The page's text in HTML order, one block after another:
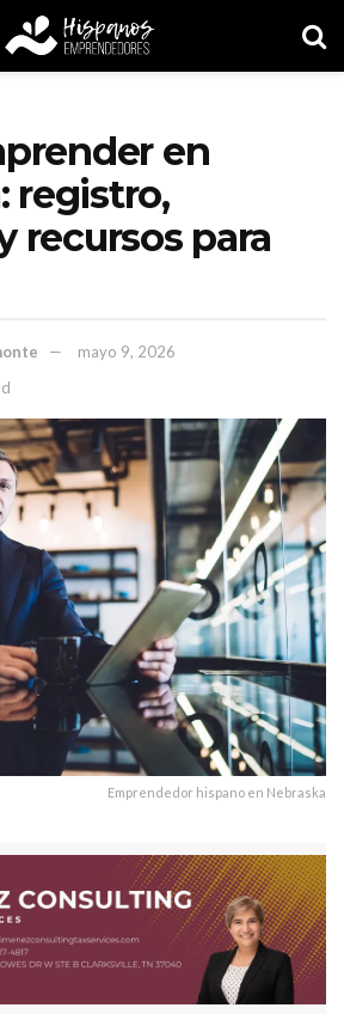
en
registro,
recursos para
mayo 9, 2026
Emprendedor hispano en Nebraska